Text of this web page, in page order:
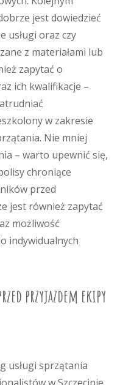
jest dowiedzieć
usługi oraz czy
z materiałami lub
zapytać o
ich kwalifikacje –
w zakresie
Nie mniej
– warto upewnić się,
chroniące
przed
jest również zapytać
możliwość
indywidualnych
przyjazdem ekipy
usługi sprzątania